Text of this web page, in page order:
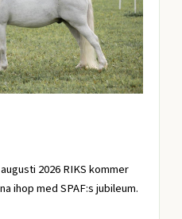
2026 RIKS kommer
ihop med SPAF:s jubileum.